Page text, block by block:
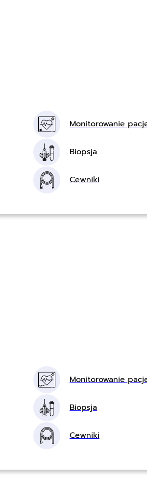
Monitorowanie
Biopsja
Cewniki
Monitorowanie
Biopsja
Cewniki